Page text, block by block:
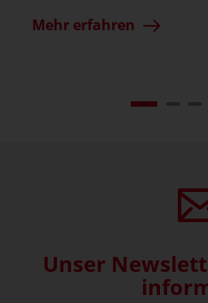
Mehr erfahren
Unser